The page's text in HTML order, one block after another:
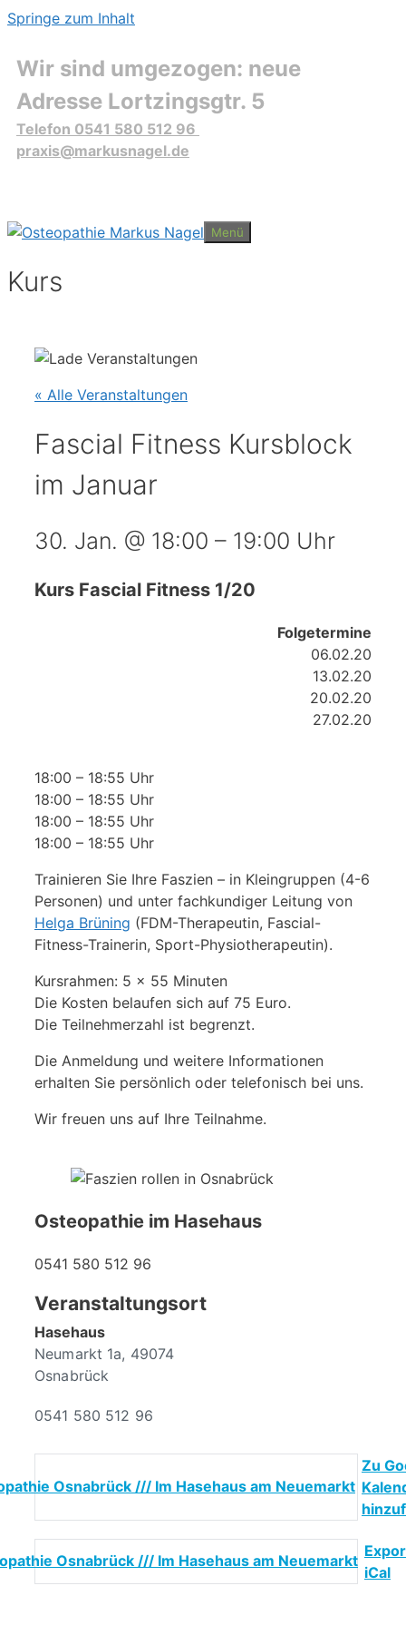
Springe zum Inhalt
Wir sind umgezogen: neue
Adresse Lortzingsgtr. 5
Telefon 0541 580 512 96
praxis@markusnagel.de
Menü
Kurs
« Alle Veranstaltungen
Fascial Fitness Kursblock
im Januar
30. Jan. @ 18:00 – 19:00 Uhr
Kurs Fascial Fitness 1/20
Folgetermine
06.02.20
13.02.20
20.02.20
27.02.20
18:00 – 18:55 Uhr
18:00 – 18:55 Uhr
18:00 – 18:55 Uhr
18:00 – 18:55 Uhr
Trainieren Sie Ihre Faszien – in Kleingruppen (4-6
Personen) und unter fachkundiger Leitung von
Helga Brüning (FDM-Therapeutin, Fascial-
Fitness-Trainerin, Sport-Physiotherapeutin).
Kursrahmen: 5 x 55 Minuten
Die Kosten belaufen sich auf 75 Euro.
Die Teilnehmerzahl ist begrenzt.
Die Anmeldung und weitere Informationen
erhalten Sie persönlich oder telefonisch bei uns.
Wir freuen uns auf Ihre Teilnahme.
Osteopathie im Hasehaus
0541 580 512 96
Veranstaltungsort
Hasehaus
Neumarkt 1a, 49074
Osnabrück
0541 580 512 96
Zu
iCal